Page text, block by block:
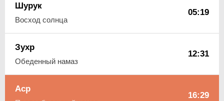
Шурук
Восход солнца
05:19
Зухр
Обеденный намаз
12:31
Аср
16:29